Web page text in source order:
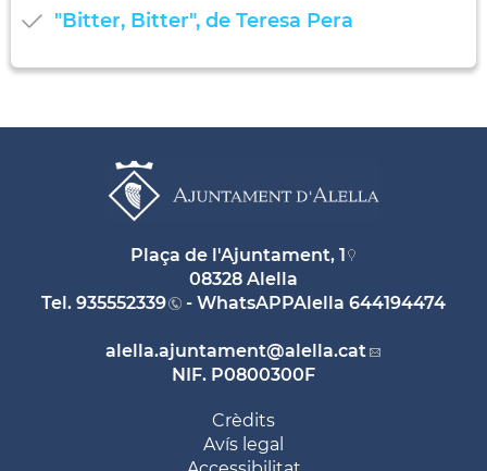
"Bitter, Bitter", de Teresa Pera
Plaça de l'Ajuntament, 1
08328 Alella
Tel. 935552339 - WhatsAPPAlella 644194474
alella.ajuntament@alella.cat
NIF. P0800300F
Crèdits
Avís legal